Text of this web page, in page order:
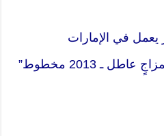
في الإمارات
ـ 2013 مخطوط”